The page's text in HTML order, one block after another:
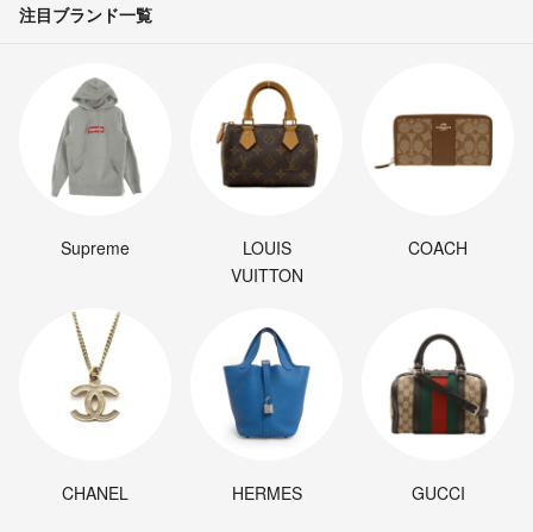
注目ブランド一覧
Supreme
LOUIS
VUITTON
COACH
CHANEL HERMES GUCCI